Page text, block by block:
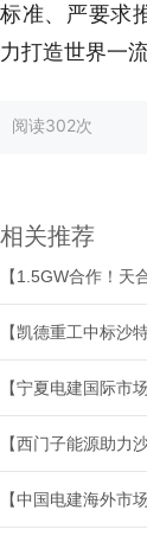
标准、严要求
力打造世界一
阅读302次
相关推荐
【宁夏电建国际市
【中国电建海外市